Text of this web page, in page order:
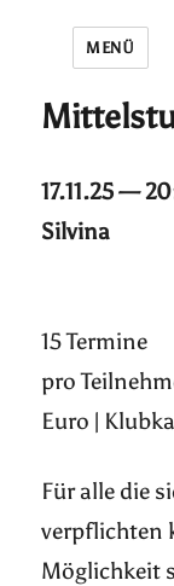
MENÜ
17.11.25 —
Silvina
15 Termine
pro
Euro |
Für alle die
verpflichten
Möglichkeit